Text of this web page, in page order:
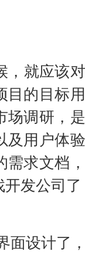
，就应该
目的目标
场调研，
及用户体
需求文档
发公司
面设计了